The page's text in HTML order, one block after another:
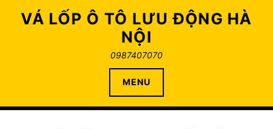
VÁ LỐP Ô TÔ LƯU ĐỘNG HÀ
NỘI
0987407070
MENU